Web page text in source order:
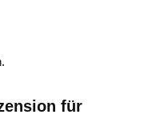
für